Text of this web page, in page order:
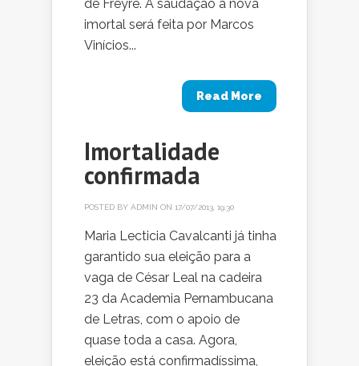
de Freyre. A saudação à nova
imortal será feita por Marcos
Vinícios...
Read More
Imortalidade
confirmada
POSTED BY ADMIN ON 17/07/2013, 19:30
Maria Lecticia Cavalcanti já tinha
garantido sua eleição para a
vaga de César Leal na cadeira
23 da Academia Pernambucana
de Letras, com o apoio de
quase toda a casa. Agora,
eleição está confirmadíssima,